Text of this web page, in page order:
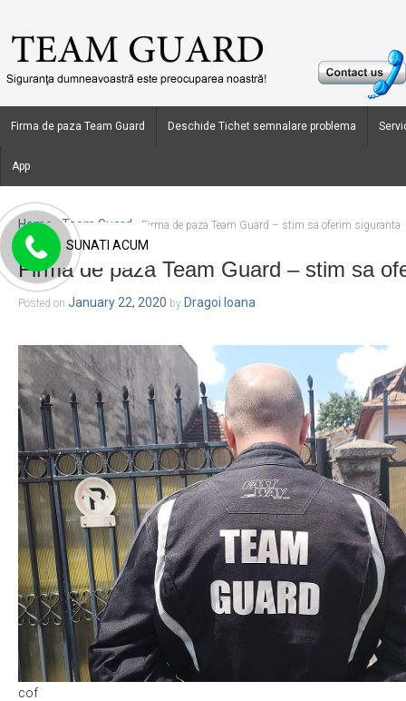
Firma de paza Team Guard Deschide Tichet semnalare problema
App
Home Team Guard Firma de paza Team Guard – stim sa oferim siguranta
Firma de paza Team Guard – stim sa
Posted on January 22, 2020 by Dragoi Ioana
cof
SUNATI ACUM